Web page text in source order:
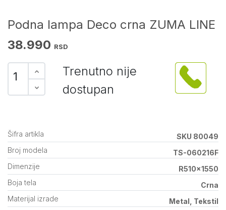
Podna lampa Deco crna ZUMA LINE
38.990 RSD
Trenutno nije
dostupan
Šifra artikla
SKU 80049
Broj modela
TS-060216F
Dimenzije
R510x1550
Boja tela
Crna
Materijal izrade
Metal, Tekstil